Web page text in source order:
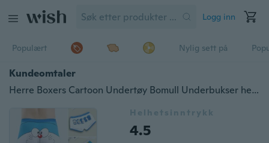
Logg inn
Populært Nylig sett på
Kundeomtaler
Herre Boxers Cartoon Undertøy Bomull Underbukser herre Boxershorts Cuecas Calzoncillos cartoon truse L XL
Helhetsinntrykk
4.5